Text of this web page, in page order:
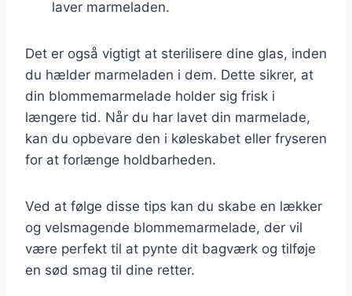
laver marmeladen.
Det er også vigtigt at sterilisere dine glas, inden
du hælder marmeladen i dem. Dette sikrer, at
din blommemarmelade holder sig frisk i
længere tid. Når du har lavet din marmelade,
kan du opbevare den i køleskabet eller fryseren
for at forlænge holdbarheden.
Ved at følge disse tips kan du skabe en lækker
og velsmagende blommemarmelade, der vil
være perfekt til at pynte dit bagværk og tilføje
en sød smag til dine retter.